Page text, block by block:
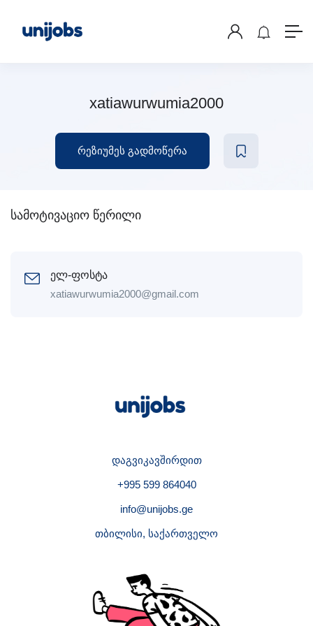
xatiawurwumia2000
რეზიუმეს გადმოწერა
სამოტივაციო წერილი
ელ-ფოსტა
xatiawurwumia2000@gmail.com
დაგვიკავშირდით
+995 599 864040
info@unijobs.ge
თბილისი, საქართველო